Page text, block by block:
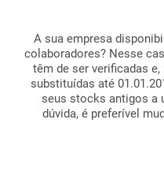
A sua empresa
colaboradores? Nesse
têm de ser verificadas
substituídas até
seus stocks antigos a
dúvida, é preferível